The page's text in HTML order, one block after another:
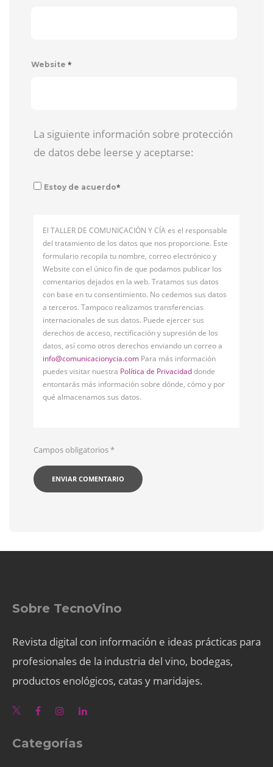
Website *
La siguiente información sobre protección
de datos debe leerse y aceptarse:
Estoy de acuerdo*
El TALLER DE COMUNICACIÓN Y CÍA es el responsable
del tratamiento de los datos que nos proporcione. Este
formulario recopila tu nombre, correo electrónico y
Website con el único fin de que podamos publicar los
comentarios dejados en la web. Tratamos sus datos
con base en tu consentimiento. No cedemos sus datos
a terceros. Tampoco realizamos transferencias
internacionales de sus datos. Puede ejercer sus
derechos de acceso, rectificación y supresión de los
datos, así como otros derechos enviando un correo a
info@comunicacionycia.com Para más información
puedes visitar nuestra Política de Privacidaddonde
entontarás más información sobre dónde, cómo y por
qué almacenamos sus datos.
Campos obligatorios*
Sobre TecnoVino
Revista digital con información e ideas prácticas para
profesionales de la industria del vino, bodegas,
productos enológicos, catas y maridajes.
Categorías